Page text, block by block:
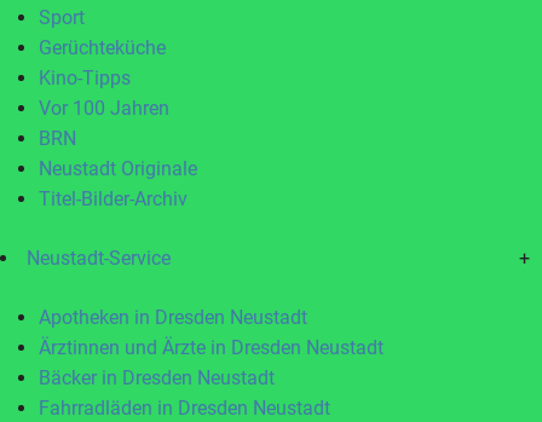
Sport
Gerüchteküche
Kino-Tipps
Vor 100 Jahren
BRN
Neustadt Originale
Titel-Bilder-Archiv
Neustadt-Service +
Apotheken in Dresden Neustadt
Ärztinnen und Ärzte in Dresden Neustadt
Bäcker in Dresden Neustadt
Fahrradläden in Dresden Neustadt